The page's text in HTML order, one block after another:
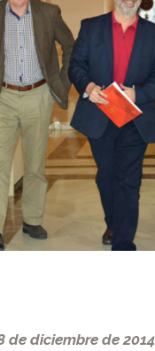
de diciembre de 2014